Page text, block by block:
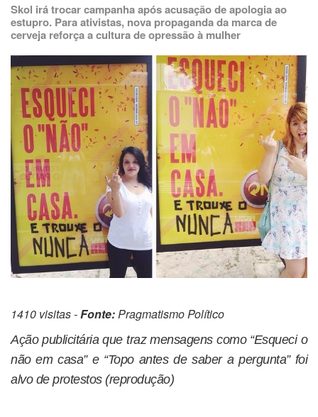
Skol irá trocar campanha após acusação de apologia ao
estupro. Para ativistas, nova propaganda da marca de
cerveja reforça a cultura de opressão à mulher
1410 visitas -Fonte:Pragmatismo Político
Ação publicitária que traz mensagens como “Esqueci o
não em casa” e “Topo antes de saber a pergunta” foi
alvo de protestos (reprodução)